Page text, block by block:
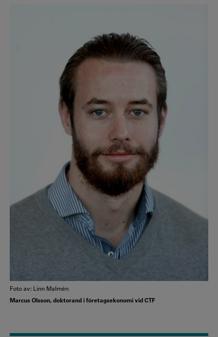
Foto av: Linn Malmén
Marcus Olsson, doktorand i företagsekonomi vid CTF